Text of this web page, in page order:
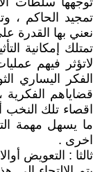
تمجيد الحاكم ،
نعني بها القدرة
تمتلك إمكانية
لاتؤثر فيهم
الفكر اليساري
قضاياهم الفكرية
اقصاء تلك
ما يسهل مهمة
اخرى .
ثالثا : التعويض